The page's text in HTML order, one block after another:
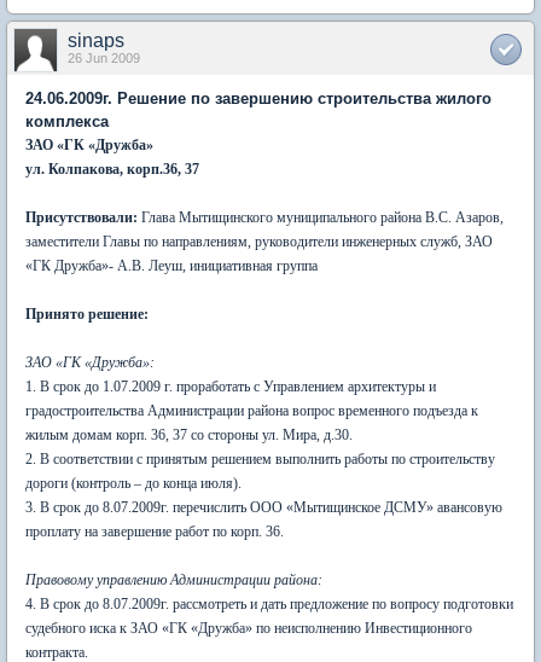
sinaps
26 Jun 2009
24.06.2009г. Решение по завершению строительства жилого
комплекса
ЗАО «ГК «Дружба»
ул. Колпакова, корп.36, 37
Присутствовали: Глава Мытищинского муниципального района В.С. Азаров,
заместители Главы по направлениям, руководители инженерных служб, ЗАО
«ГК Дружба»- А.В. Леуш, инициативная группа
Принято решение:
ЗАО «ГК «Дружба»:
1. В срок до 1.07.2009 г. проработать с Управлением архитектуры и
градостроительства Администрации района вопрос временного подъезда к
жилым домам корп. 36, 37 со стороны ул. Мира, д.30.
2. В соответствии с принятым решением выполнить работы по строительству
дороги (контроль – до конца июля).
3. В срок до 8.07.2009г. перечислить ООО «Мытищинское ДСМУ» авансовую
проплату на завершение работ по корп. 36.
Правовому управлению Администрации района:
4. В срок до 8.07.2009г. рассмотреть и дать предложение по вопросу подготовки
судебного иска к ЗАО «ГК «Дружба» по неисполнению Инвестиционного
контракта.